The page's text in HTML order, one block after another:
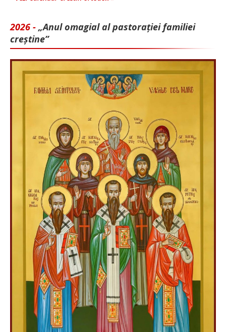
2026 - „Anul omagial al pastorației familiei
creștine”